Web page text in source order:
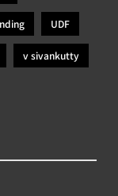
UDF
v sivankutty